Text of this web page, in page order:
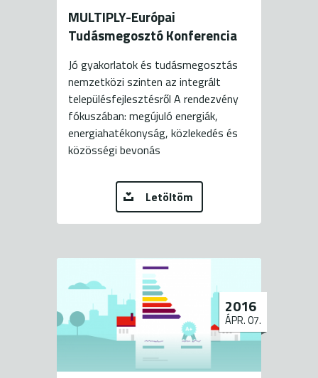
MULTIPLY-Európai
Tudásmegosztó Konferencia
Jó gyakorlatok és tudásmegosztás
nemzetközi szinten az integrált
településfejlesztésről A rendezvény
fókuszában: megújuló energiák,
energiahatékonyság, közlekedés és
közösségi bevonás
Letöltöm
2016
ÁPR. 07.